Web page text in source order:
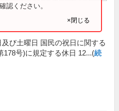
認ください。
×閉じる
び土曜日 国民の祝日に関する
178号)に規定する休日 12...(続